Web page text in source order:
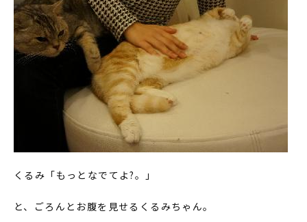
くるみ「もっとなでてよ?。」
と、ごろんとお腹を見せるくるみちゃん。